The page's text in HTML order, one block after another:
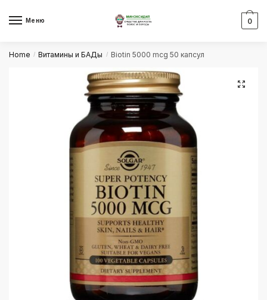
Меню 0
Home / Витамины и БАДы / Biotin 5000 mcg 50 капсул